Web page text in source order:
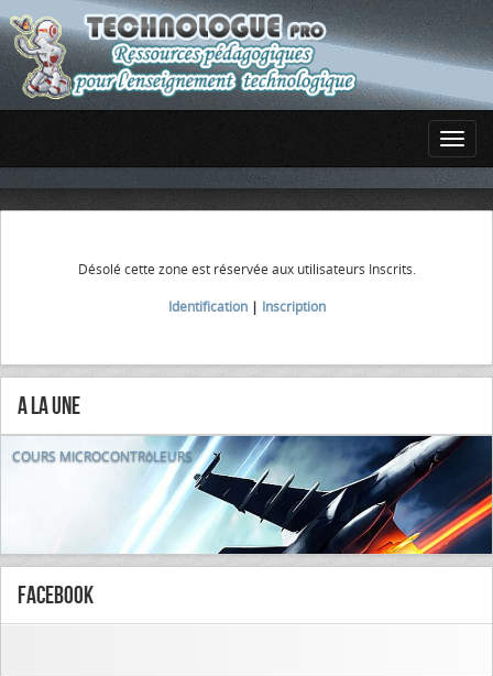
Désolé cette zone est réservée aux utilisateurs Inscrits.
Identification| Inscription
A la Une
COURS MICROCONTRôLEURS
FaceBook